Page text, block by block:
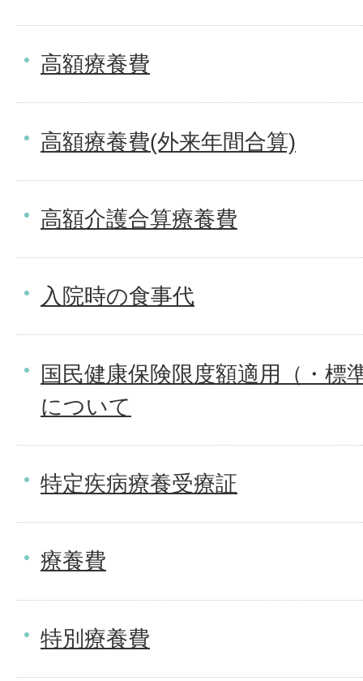
高額療養費
高額療養費(外来年間合算)
高額介護合算療養費
入院時の食事代
国民健康保険限度額適用（・標
について
特定疾病療養受療証
療養費
特別療養費